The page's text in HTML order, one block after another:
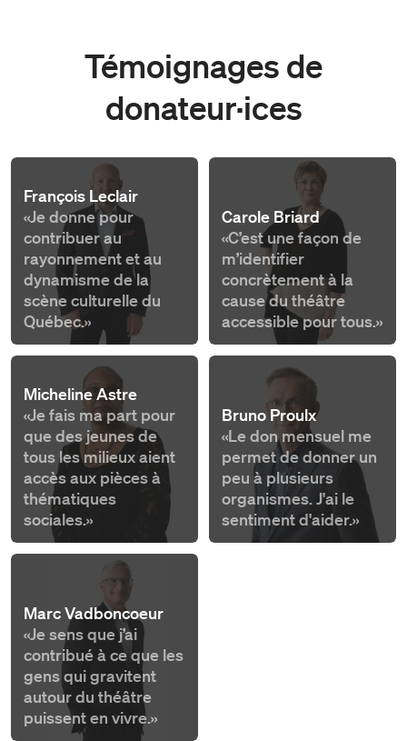
Témoignages de
donateur·ices
François Leclair
«Je donne pour
contribuer au
rayonnement et au
dynamisme de la
scène culturelle du
Québec.»
Micheline Astre
«Je fais ma part pour
que des jeunes de
tous les milieux aient
accès aux pièces à
thématiques
sociales.»
Marc Vadboncoeur
«Je sens que j’ai
contribué à ce que les
gens qui gravitent
autour du théâtre
puissent en vivre.»
Carole Briard
«C’est une façon de
m’identifier
concrètement à la
cause du théâtre
accessible pour tous.»
Bruno Proulx
«Le don mensuel me
permet de donner un
peu à plusieurs
organismes. J'ai le
sentiment d'aider.»